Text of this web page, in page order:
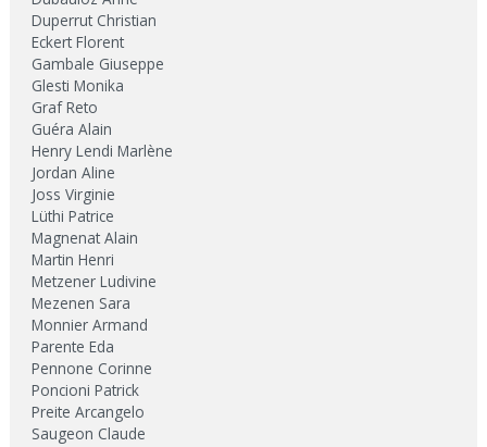
Duperrut Christian
Eckert Florent
Gambale Giuseppe
Glesti Monika
Graf Reto
Guéra Alain
Henry Lendi Marlène
Jordan Aline
Joss Virginie
Lüthi Patrice
Magnenat Alain
Martin Henri
Metzener Ludivine
Mezenen Sara
Monnier Armand
Parente Eda
Pennone Corinne
Poncioni Patrick
Preite Arcangelo
Saugeon Claude